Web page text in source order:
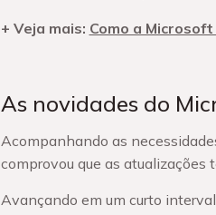
+ Veja mais: Como a
As novidades do
Acompanhando as
comprovou que as atualizações
Avançando em um curto